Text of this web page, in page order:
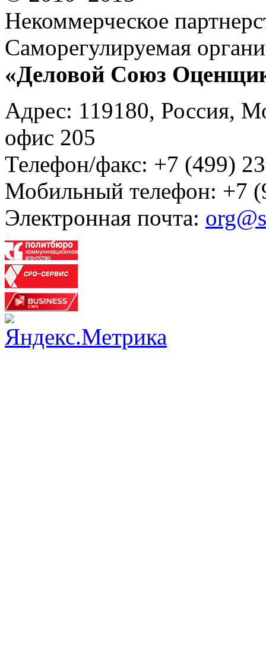
Некоммерческое
Саморегулируемая
«Деловой Союз
Адрес: 119180, Россия,
офис 205
Телефон/факс: +7 (499)
Мобильный телефон: +7
Электронная почта: